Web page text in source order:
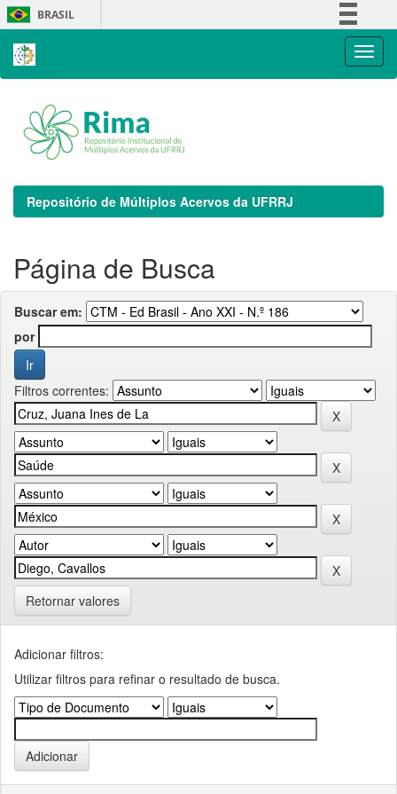
Skip
navigation
BRASIL
Repositório de Múltiplos Acervos da UFRRJ
Página de Busca
Buscar em:
por
Filtros correntes:
Retornar valores
Adicionar filtros:
Utilizar filtros para refinar o resultado de busca.